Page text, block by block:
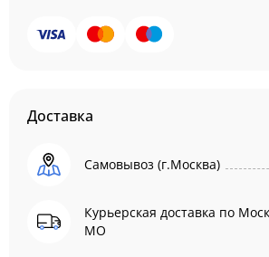
Доставка
Самовывоз (г.Москва)
Курьерская доставка по
МО